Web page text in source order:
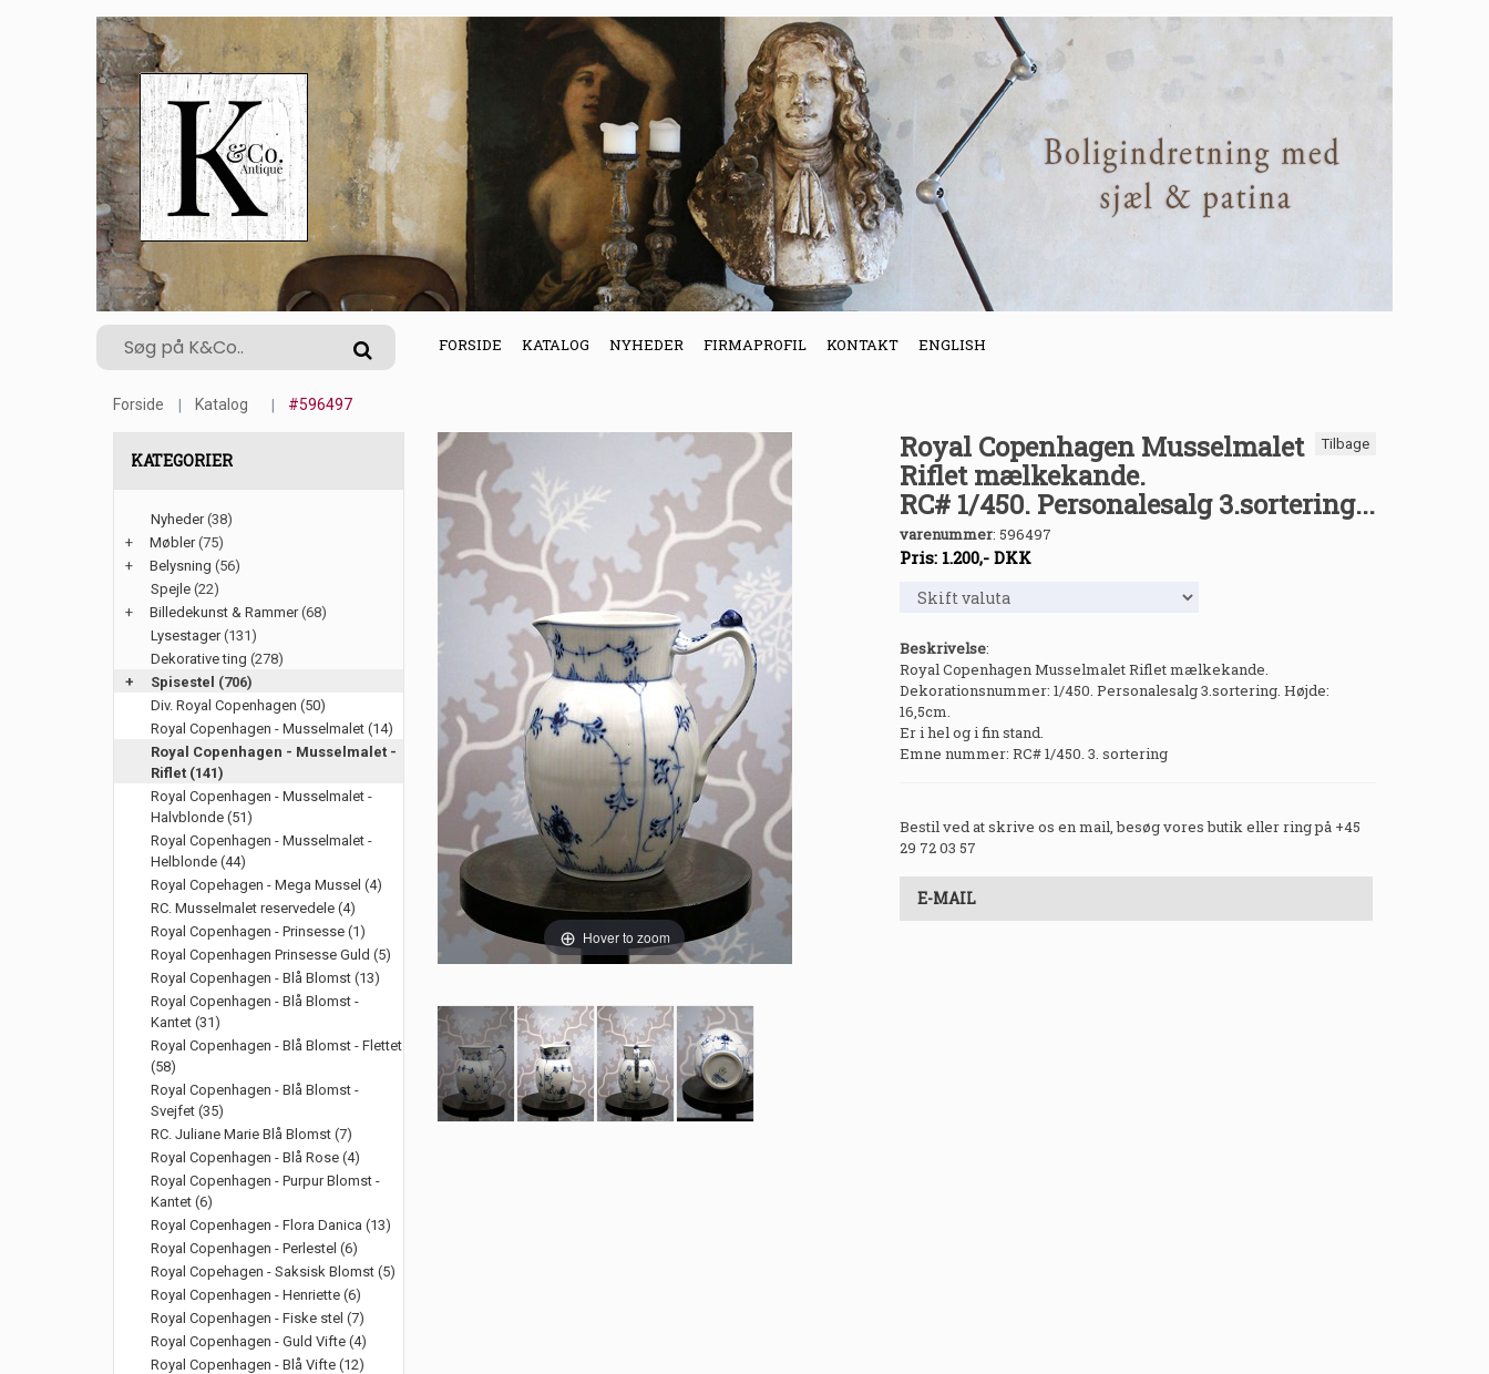
FORSIDE KATALOG NYHEDER FIRMAPROFIL KONTAKT ENGLISH
Forside Katalog #596497
KATEGORIER
Nyheder(38)
+
Møbler(75)
+
Belysning (56)
Spejle (22)
+
Billedekunst & Rammer(68)
Lysestager(131)
Dekorative ting (278)
+
Spisestel (706)
Div. Royal Copenhagen (50)
Royal Copenhagen - Musselmalet (14)
Royal Copenhagen - Musselmalet -
Riflet (141)
Royal Copenhagen - Musselmalet -
Halvblonde (51)
Royal Copenhagen - Musselmalet -
Helblonde (44)
Royal Copehagen - Mega Mussel (4)
RC. Musselmalet reservedele (4)
Royal Copenhagen - Prinsesse (1)
Royal Copenhagen Prinsesse Guld (5)
Royal Copenhagen - Blå Blomst (13)
Royal Copenhagen - Blå Blomst -
Kantet (31)
Royal Copenhagen - Blå Blomst - Flettet
(58)
Royal Copenhagen - Blå Blomst -
Svejfet (35)
RC. Juliane Marie Blå Blomst (7)
Royal Copenhagen - Blå Rose (4)
Royal Copenhagen - Purpur Blomst -
Kantet (6)
Royal Copenhagen - Flora Danica (13)
Royal Copenhagen - Perlestel (6)
Royal Copehagen - Saksisk Blomst (5)
Royal Copenhagen - Henriette (6)
Royal Copenhagen - Fiske stel (7)
Royal Copenhagen - Guld Vifte (4)
Royal Copenhagen - Blå Vifte (12)
Hover to zoom
Tilbage
Royal Copenhagen Musselmalet
Riflet mælkekande.
RC# 1/450. Personalesalg 3.sortering...
varenummer: 596497
Pris: 1.200,- DKK
Beskrivelse:
Royal Copenhagen Musselmalet Riflet mælkekande.
Dekorationsnummer: 1/450. Personalesalg 3.sortering. Højde:
16,5cm.
Er i hel og i fin stand.
Emne nummer: RC# 1/450. 3. sortering
Bestil ved at skrive os en mail, besøg vores butik eller ring på +45
29 72 03 57
E-MAIL